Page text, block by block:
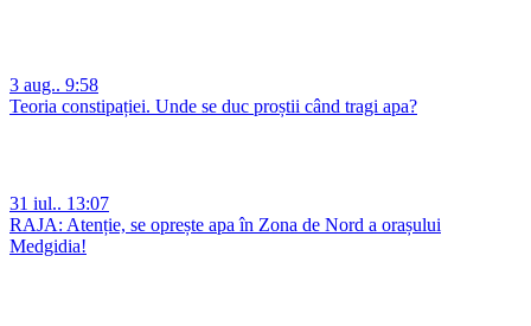
3 aug.. 9:58
Teoria constipației. Unde se duc proștii când tragi apa?
31 iul.. 13:07
RAJA: Atenție, se oprește apa în Zona de Nord a orașului
Medgidia!